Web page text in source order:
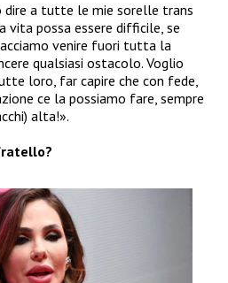
dire a tutte le mie sorelle trans
vita possa essere difficile, se
venire fuori tutta la
qualsiasi ostacolo. Voglio
loro, far capire che con fede,
ce la possiamo fare, sempre
alta!».